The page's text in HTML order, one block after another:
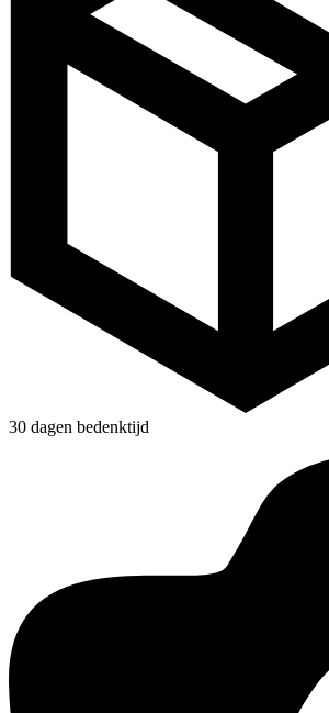
30 dagen bedenktijd